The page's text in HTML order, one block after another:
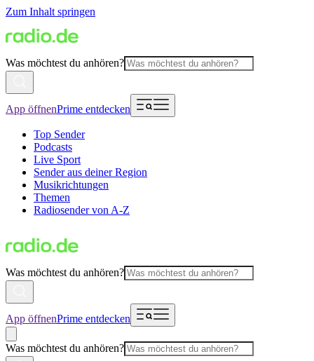
Zum Inhalt springen
Was möchtest du anhören?
App öffnenPrime entdecken
Top Sender
Podcasts
Live Sport
Sender aus deiner Region
Musikrichtungen
Themen
Radiosender von A-Z
Was möchtest du anhören?
App öffnenPrime entdecken
Was möchtest du anhören?